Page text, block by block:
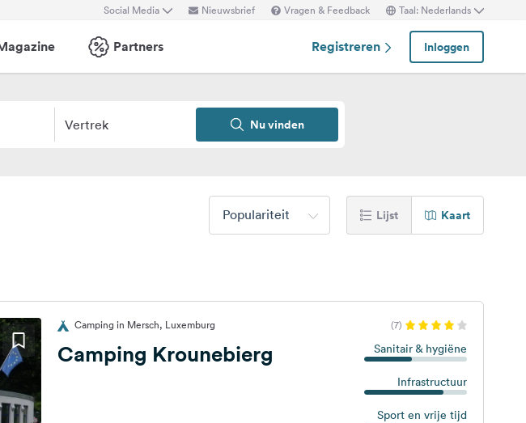
Social Media Nieuwsbrief Vragen & Feedback Taal: Nederlands
Partners Registreren Inloggen
Vertrek Nu vinden
Populariteit Lijst Kaart
Camping in Mersch, Luxemburg (7)
Camping Krounebierg Sanitair & hygiëne
Infrastructuur
Sport en vrije tijd